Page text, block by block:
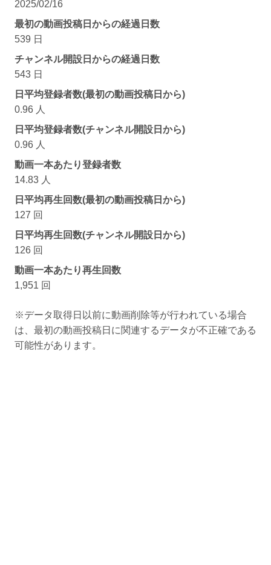
2025/02/16
最初の動画投稿日からの経過日数
539 日
チャンネル開設日からの経過日数
543 日
日平均登録者数(最初の動画投稿日から)
0.96 人
日平均登録者数(チャンネル開設日から)
0.96 人
動画一本あたり登録者数
14.83 人
日平均再生回数(最初の動画投稿日から)
127 回
日平均再生回数(チャンネル開設日から)
126 回
動画一本あたり再生回数
1,951 回
※データ取得日以前に動画削除等が行われている場合
は、最初の動画投稿日に関連するデータが不正確である
可能性があります。